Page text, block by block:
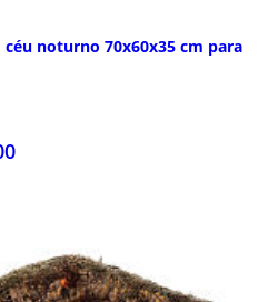
noturno 70x60x35 cm para